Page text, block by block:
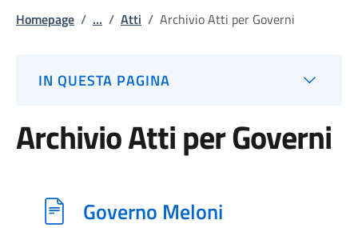
Homepage / ... / Atti / Archivio Atti per Governi
IN QUESTA PAGINA
Archivio Atti per Governi
Governo Meloni